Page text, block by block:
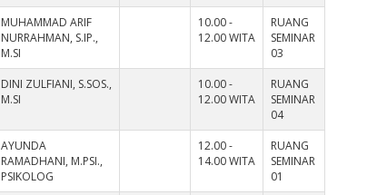
MUHAMMAD ARIF
NURRAHMAN, S.IP.,
M.SI
10.00 -
12.00 WITA
RUANG
SEMINAR
03
DINI ZULFIANI, S.SOS.,
M.SI
10.00 -
12.00 WITA
RUANG
SEMINAR
04
AYUNDA
RAMADHANI, M.PSI.,
PSIKOLOG
12.00 -
14.00 WITA
RUANG
SEMINAR
01